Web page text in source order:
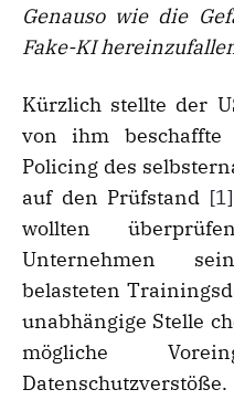
Genauso wie die
Fake-KI
Kürzlich stellte der
von ihm beschaffte
Policing des
auf den Prüfstand [1]
wollten
Unternehmen
belasteten
unabhängige Stelle
mögliche